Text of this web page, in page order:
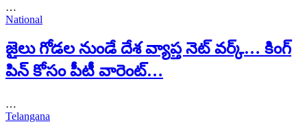
…
National
జైలు గోడల నుండే దేశ వ్యాప్త నెట్ వర్క్… కింగ్
పిన్ కోసం పీటీ వారెంట్…
…
Telangana